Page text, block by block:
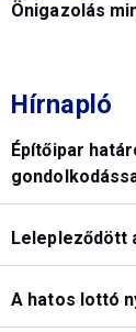
Önigazolás
Hírnapló
Építőipar
Lelepleződött
A hatos lottó